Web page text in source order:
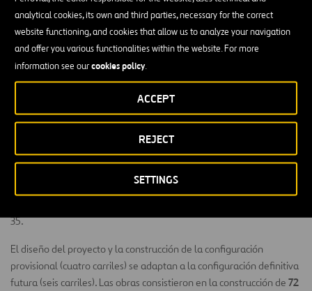
analytical cookies, its own and third parties, necessary for the correct
website functioning, and cookies that allow us to analyze your navigation
and offer you various functionalities within the website. For more
information see ourcookies policy.
SETTINGS
REJECT
ACCEPT
divididos, que se extiende a lo largo de 40 millas y
está construida en terreno virgen que atraviesa las
zonas rurales de los condados de Travis, Caldwell y
Guadalupe en el centro de Texas y circunvala un
tramo muy congestionado de la IH 35.
La SH 130, segmentos 5 y 6 (SH 130,) es una gran y compleja
autopista de peaje de acceso libre totalmente electrónica formada
por4 carriles divididos, que se extiende a lo largo de40 millas.
rurales de los condados de Travis, Caldwell y Guadalupe en el
35.
El diseño del proyecto y la construcción de la configuración
provisional (cuatro carriles) se adaptan a la configuración definitiva
futura (seis carriles). Las obras consistieron en la construcción de 72